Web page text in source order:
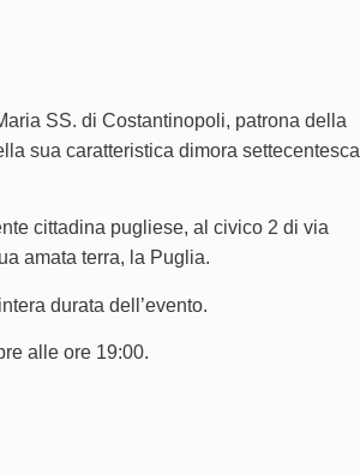
SS. di Costantinopoli, patrona della
sua caratteristica dimora settecentesca
cittadina pugliese, al civico 2 di via
amata terra, la Puglia.
durata dell’evento.
alle ore 19:00.